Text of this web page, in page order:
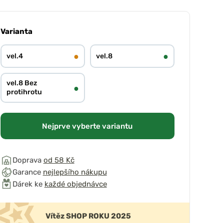
Varianta
vel.4 ● vel.8 ●
vel.8 Bez
protihrotu
●
Nejprve vyberte variantu
Doprava od 58 Kč
Garance nejlepšího nákupu
Dárek ke každé objednávce
Vítěz SHOP ROKU 2025